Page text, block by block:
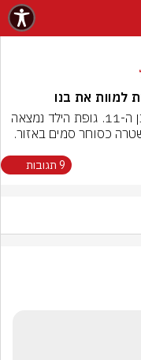
למוות את בנו
כסוחר סמים באזור.
9 תגובות